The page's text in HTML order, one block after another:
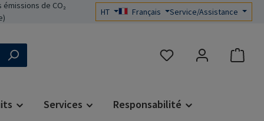
de CO₂
HT Français Service/Assistance
Vous avez 0 articles
Services Responsabilité